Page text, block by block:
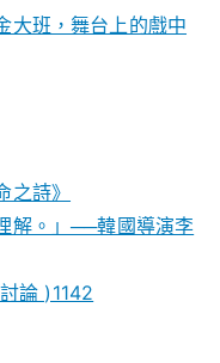
大班，舞台上的戲中
詩》
解。」──韓國導演李
論 )1142